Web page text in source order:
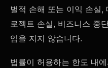
벌적 손해 또는 이익 손실,
로젝트 손실, 비즈니스 중
임을 지지 않습니다.
법률이 허용하는 한도 내